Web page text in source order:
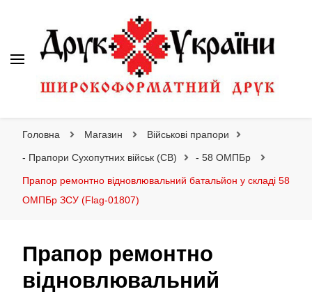
Головна Магазин Військові прапори
- Прапори Сухопутних військ (СВ) - 58 ОМПБр
Прапор ремонтно відновлювальний батальйон у складі 58
ОМПБр ЗСУ (Flag-01807)
Прапор ремонтно
відновлювальний